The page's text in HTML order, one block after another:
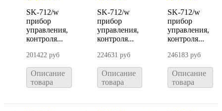
SK-712/w
прибор
управления,
контроля...
201422 руб
Описание
товара
SK-712/w
прибор
управления,
контроля...
224631 руб
Описание
товара
SK-712/w
прибор
управления,
контроля...
246183 руб
Описание
товара